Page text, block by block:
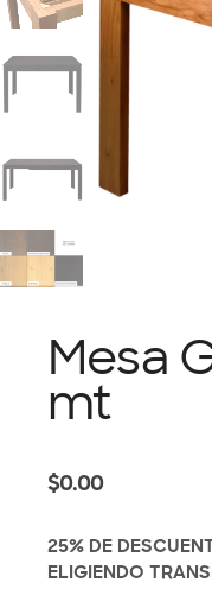
Mesa
mt
$0.00
25% DE
ELIGIENDO